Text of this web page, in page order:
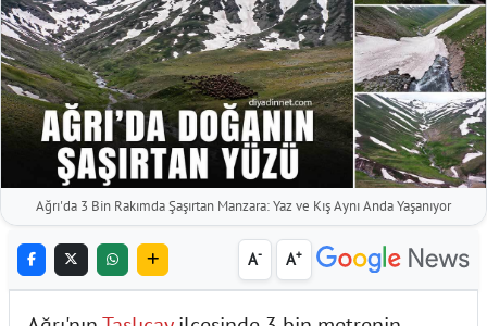
Ağrı'da 3 Bin Rakımda Şaşırtan Manzara: Yaz ve Kış Aynı Anda Yaşanıyor
A- A+